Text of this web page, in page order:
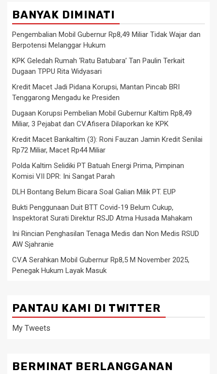
BANYAK DIMINATI
Pengembalian Mobil Gubernur Rp8,49 Miliar Tidak Wajar dan
Berpotensi Melanggar Hukum
KPK Geledah Rumah ‘Ratu Batubara’ Tan Paulin Terkait
Dugaan TPPU Rita Widyasari
Kredit Macet Jadi Pidana Korupsi, Mantan Pincab BRI
Tenggarong Mengadu ke Presiden
Dugaan Korupsi Pembelian Mobil Gubernur Kaltim Rp8,49
Miliar, 3 Pejabat dan CV.Afisera Dilaporkan ke KPK
Kredit Macet Bankaltim (3): Roni Fauzan Jamin Kredit Senilai
Rp72 Miliar, Macet Rp44 Miliar
Polda Kaltim Selidiki PT Batuah Energi Prima, Pimpinan
Komisi VII DPR: Ini Sangat Parah
DLH Bontang Belum Bicara Soal Galian Milik PT. EUP
Bukti Penggunaan Duit BTT Covid-19 Belum Cukup,
Inspektorat Surati Direktur RSJD Atma Husada Mahakam
Ini Rincian Penghasilan Tenaga Medis dan Non Medis RSUD
AW Sjahranie
CV.A Serahkan Mobil Gubernur Rp8,5 M November 2025,
Penegak Hukum Layak Masuk
PANTAU KAMI DI TWITTER
My Tweets
BERMINAT BERLANGGANAN